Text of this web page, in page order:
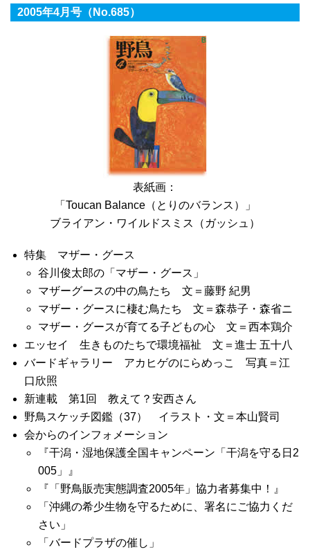
2005年4月号（No.685）
表紙画：
「Toucan Balance（とりのバランス）」
ブライアン・ワイルドスミス（ガッシュ）
特集 マザー・グース
谷川俊太郎の「マザー・グース」
マザーグースの中の鳥たち 文＝藤野 紀男
マザー・グースに棲む鳥たち 文＝森恭子・森省ニ
マザー・グースが育てる子どもの心 文＝西本鶏介
エッセイ 生きものたちで環境福祉 文＝進士 五十八
バードギャラリー アカヒゲのにらめっこ 写真＝江
口欣照
新連載 第1回 教えて？安西さん
野鳥スケッチ図鑑（37） イラスト・文＝本山賢司
会からのインフォメーション
『干潟・湿地保護全国キャンペーン「干潟を守る日2
005」』
『「野鳥販売実態調査2005年」協力者募集中！』
「沖縄の希少生物を守るために、署名にご協力くだ
さい」
「バードプラザの催し」